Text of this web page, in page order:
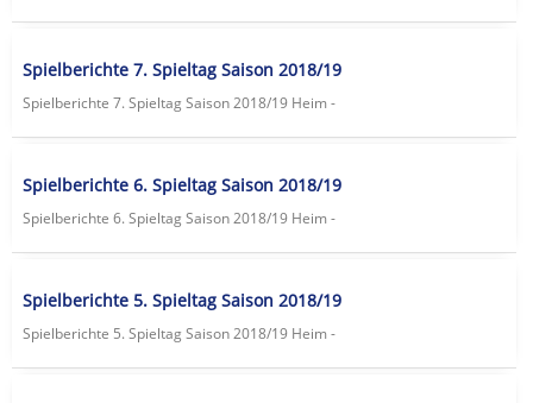
Spielberichte 7. Spieltag Saison 2018/19
Spielberichte 7. Spieltag Saison 2018/19 Heim -
Spielberichte 6. Spieltag Saison 2018/19
Spielberichte 6. Spieltag Saison 2018/19 Heim -
Spielberichte 5. Spieltag Saison 2018/19
Spielberichte 5. Spieltag Saison 2018/19 Heim -